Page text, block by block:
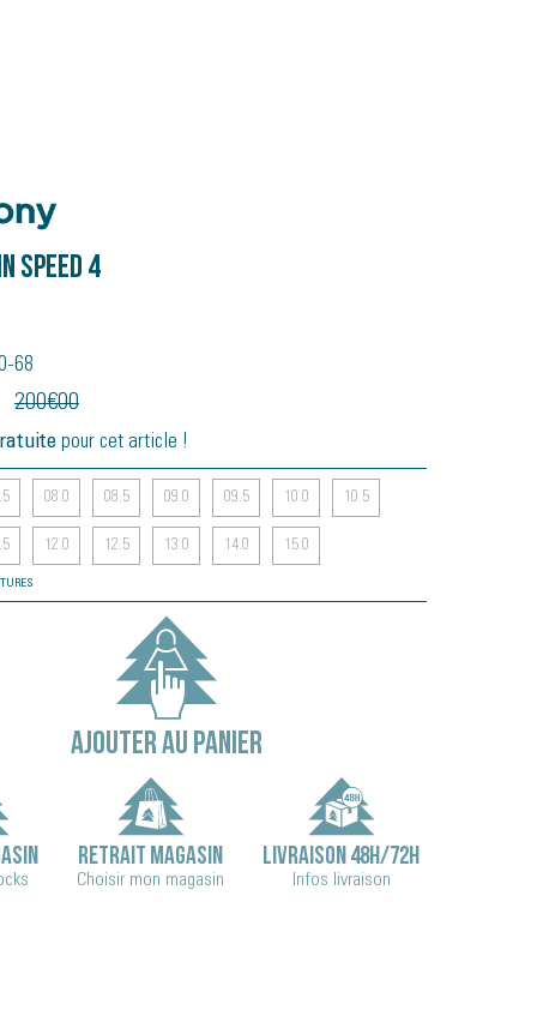
Speed 4
68
200€00
pour cet article !
08.0 08.5 09.0 09.5 10.0 10.5
12.0 12.5 13.0 14.0 15.0
AJOUTER AU PANIER
RETRAIT MAGASIN
Choisir mon magasin
LIVRAISON 48H/72H
Infos livraison